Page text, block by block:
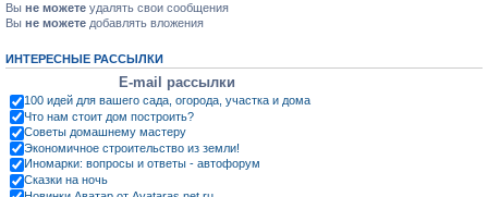
Вы не можете удалять свои сообщения
Вы не можете добавлять вложения
ИНТЕРЕСНЫЕ РАССЫЛКИ
E-mail рассылки
100 идей для вашего сада, огорода, участка и дома
Что нам стоит дом построить?
Советы домашнему мастеру
Экономичное строительство из земли!
Иномарки: вопросы и ответы - автофорум
Сказки на ночь